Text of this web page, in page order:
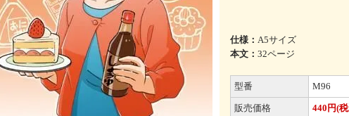
仕様： A5サイズ
本文： 32ページ
型番 M96
販売価格 440円(